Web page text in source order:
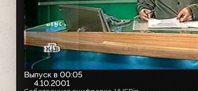
Выпуск в 00:05
4.10.2001